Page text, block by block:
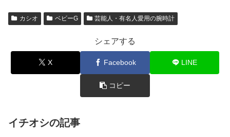
カシオ ベビーG 芸能人・有名人愛用の腕時計
シェアする
X Facebook LINE
コピー
イチオシの記事